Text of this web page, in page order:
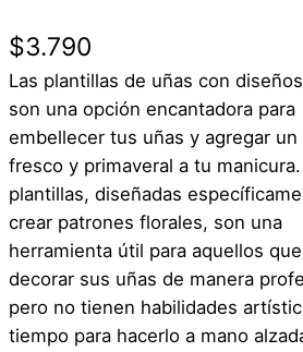
$3.790
Las plantillas de uñas con
son una opción encantadora para
embellecer tus uñas y agregar un
fresco y primaveral a tu
plantillas, diseñadas
crear patrones florales, son una
herramienta útil para aquellos
decorar sus uñas de manera
pero no tienen habilidades
tiempo para hacerlo a mano